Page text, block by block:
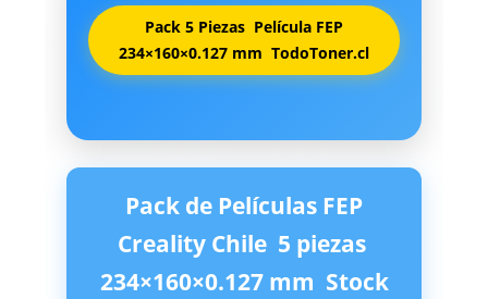
Pack 5 Piezas  Película FEP
234×160×0.127 mm  TodoToner.cl
Pack de Películas FEP
Creality Chile  5 piezas 
234×160×0.127 mm  Stock